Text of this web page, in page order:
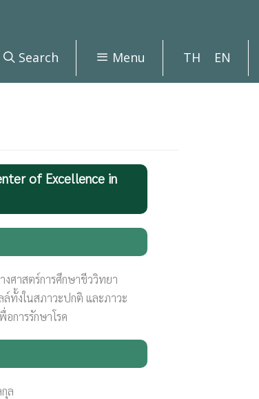
Search Menu TH EN
of Excellence in
ศาสตร์การศึกษาชีววิทยา
ล์ทั้งในสภาวะปกติ และภาวะ
อการรักษาโรค
ล